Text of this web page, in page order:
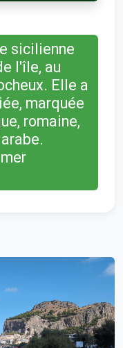
sicilienne
l'île, au
Elle a
marquée
romaine,